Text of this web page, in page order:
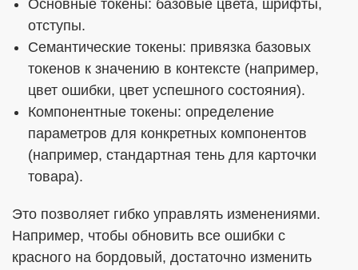
Основные токены: базовые цвета, шрифты,
отступы.
Семантические токены: привязка базовых
токенов к значению в контексте (например,
цвет ошибки, цвет успешного состояния).
Компонентные токены: определение
параметров для конкретных компонентов
(например, стандартная тень для карточки
товара).
Это позволяет гибко управлять изменениями.
Например, чтобы обновить все ошибки с
красного на бордовый, достаточно изменить